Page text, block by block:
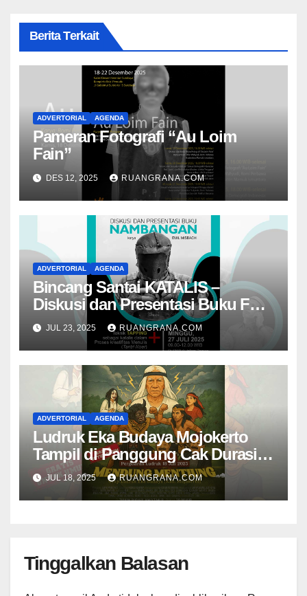
Berita Terkait
ADVERTORIAL AGENDA
Pameran Fotografi “Au Loim
Fain”
DES 12, 2025 RUANGRANA.COM
ADVERTORIAL AGENDA
Bincang Santai KATALIS –
Diskusi dan Presentasi Buku Foto
Nambangan
JUL 23, 2025 RUANGRANA.COM
ADVERTORIAL AGENDA
Ludruk Eka Budaya Mojokerto
Tampil di Panggung Cak Durasim
Membawakan Lakon “Mendhung
Mentiung”
JUL 18, 2025 RUANGRANA.COM
Tinggalkan Balasan